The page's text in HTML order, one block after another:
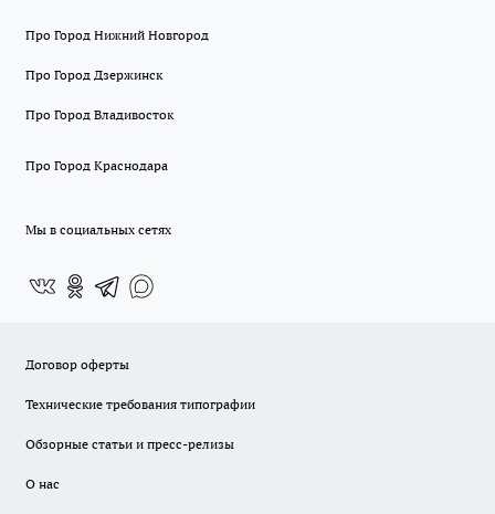
Про Город Нижний Новгород
Про Город Дзержинск
Про Город Владивосток
Про Город Краснодара
Мы в социальных сетях
Договор оферты
Технические требования типографии
Обзорные статьи и пресс-релизы
О нас